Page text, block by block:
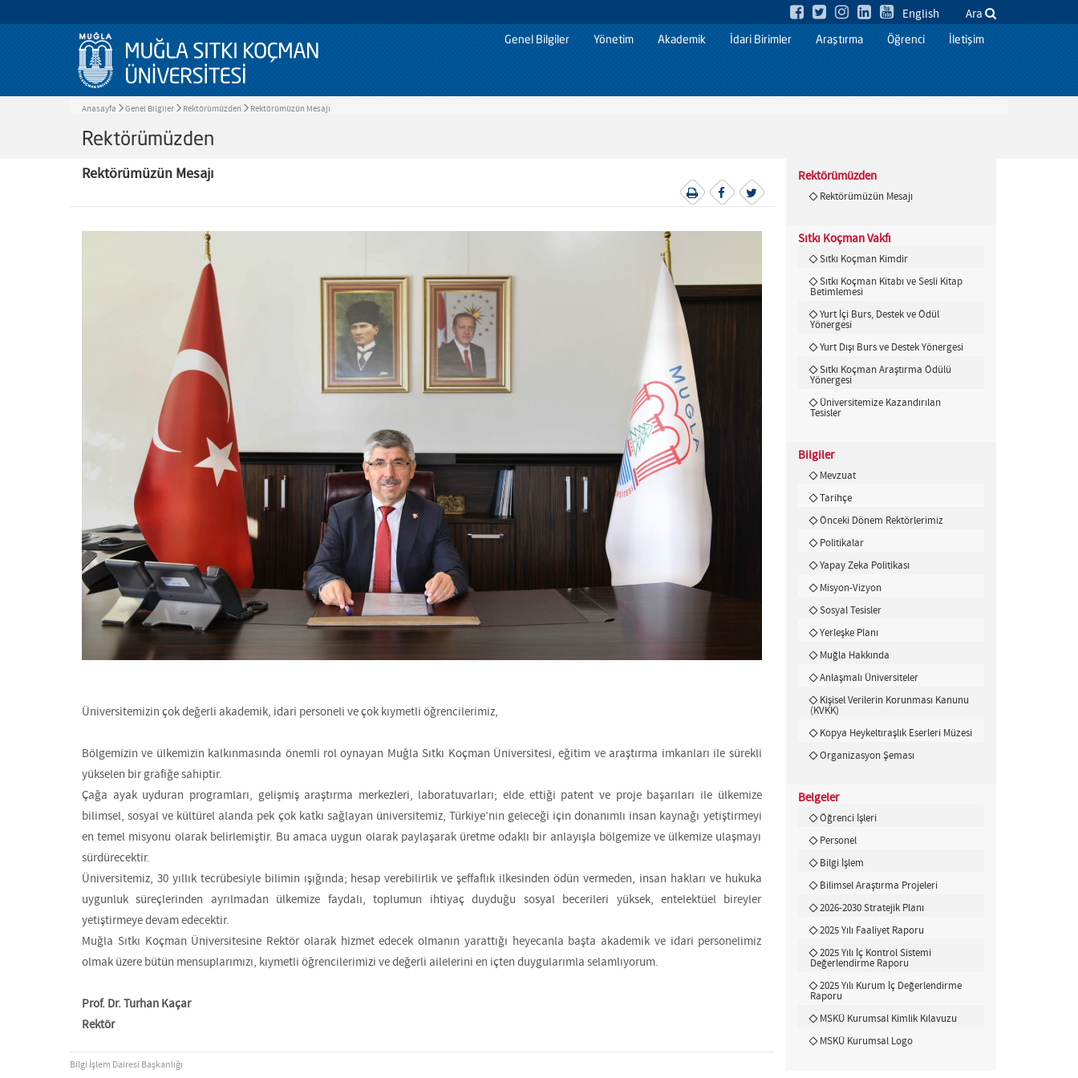
English Ara
Genel Bilgiler Yönetim Akademik İdari Birimler Araştırma Öğrenci İletişim
Anasayfa Genel Bilgiler Rektörümüzden Rektörümüzün Mesajı
Rektörümüzden
Rektörümüzün Mesajı
Üniversitemizin çok değerli akademik, idari personeli ve çok kıymetli öğrencilerimiz,
Bölgemizin ve ülkemizin kalkınmasında önemli rol oynayan Muğla Sıtkı Koçman Üniversitesi, eğitim ve araştırma imkanları ile sürekli
yükselen bir grafiğe sahiptir.
Çağa ayak uyduran programları, gelişmiş araştırma merkezleri, laboratuvarları; elde ettiği patent ve proje başarıları ile ülkemize
bilimsel, sosyal ve kültürel alanda pek çok katkı sağlayan üniversitemiz, Türkiye’nin geleceği için donanımlı insan kaynağı yetiştirmeyi
en temel misyonu olarak belirlemiştir. Bu amaca uygun olarak paylaşarak üretme odaklı bir anlayışla bölgemize ve ülkemize ulaşmayı
sürdürecektir.
Üniversitemiz, 30 yıllık tecrübesiyle bilimin ışığında; hesap verebilirlik ve şeffaflık ilkesinden ödün vermeden, insan hakları ve hukuka
uygunluk süreçlerinden ayrılmadan ülkemize faydalı, toplumun ihtiyaç duyduğu sosyal becerileri yüksek, entelektüel bireyler
yetiştirmeye devam edecektir.
Muğla Sıtkı Koçman Üniversitesine Rektör olarak hizmet edecek olmanın yarattığı heyecanla başta akademik ve idari personelimiz
olmak üzere bütün mensuplarımızı, kıymetli öğrencilerimizi ve değerli ailelerini en içten duygularımla selamlıyorum.
Prof. Dr. Turhan Kaçar
Rektör
Bilgi İşlem Dairesi Başkanlığı
Rektörümüzden
Rektörümüzün Mesajı
Sıtkı Koçman Vakfı
Sıtkı Koçman Kimdir
Sıtkı Koçman Kitabı ve Sesli Kitap
Betimlemesi
Yurt İçi Burs, Destek ve Ödül
Yönergesi
Yurt Dışı Burs ve Destek Yönergesi
Sıtkı Koçman Araştırma Ödülü
Yönergesi
Üniversitemize Kazandırılan
Tesisler
Bilgiler
Mevzuat
Tarihçe
Önceki Dönem Rektörlerimiz
Politikalar
Yapay Zeka Politikası
Misyon-Vizyon
Sosyal Tesisler
Yerleşke Planı
Muğla Hakkında
Anlaşmalı Üniversiteler
Kişisel Verilerin Korunması Kanunu
(KVKK)
Kopya Heykeltıraşlık Eserleri Müzesi
Organizasyon Şeması
Belgeler
Öğrenci İşleri
Personel
Bilgi İşlem
Bilimsel Araştırma Projeleri
2026-2030 Stratejik Planı
2025 Yılı Faaliyet Raporu
2025 Yılı İç Kontrol Sistemi
Değerlendirme Raporu
2025 Yılı Kurum İç Değerlendirme
Raporu
MSKÜ Kurumsal Kimlik Kılavuzu
MSKÜ Kurumsal Logo